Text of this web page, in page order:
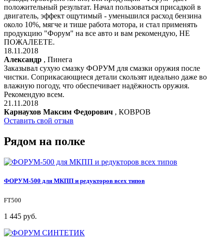
положительный результат. Начал пользоваться присадкой в
двигатель, эффект ощутимый - уменьшился расход бензина
около 10%, мягче и тише работа мотора, и стал применять
продукцию "Форум" на все авто и вам рекомендую, НЕ
ПОЖАЛЕЕТЕ.
18.11.2018
Александр , Пинега
Заказывал сухую смазку ФОРУМ для смазки оружия после
чистки. Соприкасающиеся детали скользят идеально даже во
влажную погоду, что обеспечивает надёжность оружия.
Рекомендую всем.
21.11.2018
Карнаухов Максим Федорович , КОВРОВ
Оставить свой отзыв
Рядом на полке
ФОРУМ-500 для МКПП и редукторов всех типов
FT500
1 445 руб.